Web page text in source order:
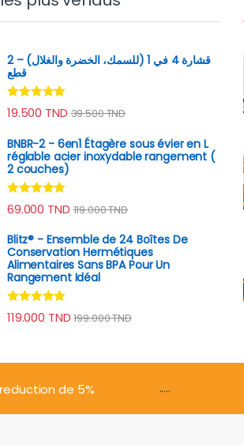
TND
TND
قشارة 4 في 1 (للسمك، الخضرة والغلال) – 2
قطع
Note4.89
sur 5
19.500 TND 39.500TND
BNBR-2 - 6en1 Étagère sous évier en L
réglable acier inoxydable rangement (
2 couches)
Note4.79
sur 5
69.000 TND 119.000TND
Blitz® - Ensemble de 24 Boîtes De
Conservation Hermétiques
Alimentaires Sans BPA Pour Un
Rangement Idéal
Note4.74
sur 5
119.000 TND 199.000TND
de 5% .....